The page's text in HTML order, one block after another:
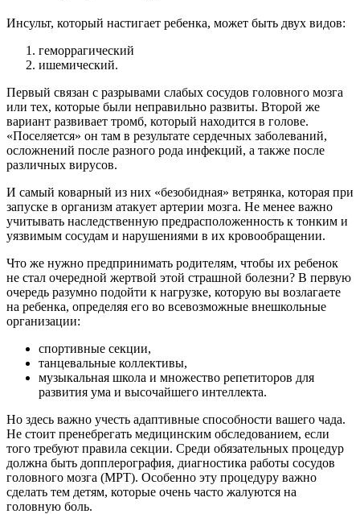
Инсульт, который настигает ребенка, может быть двух видов:
геморрагический
ишемический.
Первый связан с разрывами слабых сосудов головного мозга
или тех, которые были неправильно развиты. Второй же
вариант развивает тромб, который находится в голове.
«Поселяется» он там в результате сердечных заболеваний,
осложнений после разного рода инфекций, а также после
различных вирусов.
И самый коварный из них «безобидная» ветрянка, которая при
запуске в организм атакует артерии мозга. Не менее важно
учитывать наследственную предрасположенность к тонким и
уязвимым сосудам и нарушениями в их кровообращении.
Что же нужно предпринимать родителям, чтобы их ребенок
не стал очередной жертвой этой страшной болезни? В первую
очередь разумно подойти к нагрузке, которую вы возлагаете
на ребенка, определяя его во всевозможные внешкольные
организации:
спортивные секции,
танцевальные коллективы,
музыкальная школа и множество репетиторов для
развития ума и высочайшего интеллекта.
Но здесь важно учесть адаптивные способности вашего чада.
Не стоит пренебрегать медицинским обследованием, если
того требуют правила секции. Среди обязательных процедур
должна быть допплерография, диагностика работы сосудов
головного мозга (МРТ). Особенно эту процедуру важно
сделать тем детям, которые очень часто жалуются на
головную боль.